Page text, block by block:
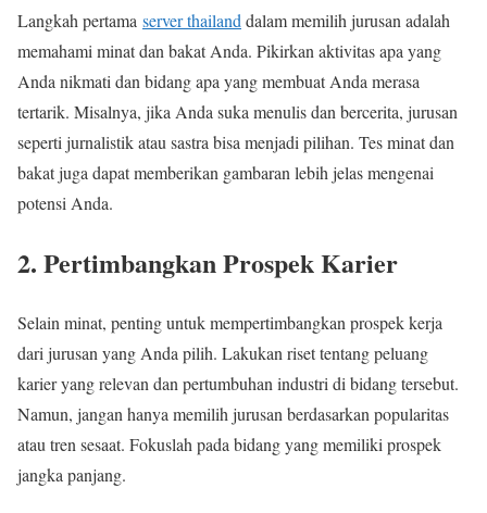
Langkah pertama server thailand dalam memilih jurusan adalah
memahami minat dan bakat Anda. Pikirkan aktivitas apa yang
Anda nikmati dan bidang apa yang membuat Anda merasa
tertarik. Misalnya, jika Anda suka menulis dan bercerita, jurusan
seperti jurnalistik atau sastra bisa menjadi pilihan. Tes minat dan
bakat juga dapat memberikan gambaran lebih jelas mengenai
potensi Anda.
2. Pertimbangkan Prospek Karier
Selain minat, penting untuk mempertimbangkan prospek kerja
dari jurusan yang Anda pilih. Lakukan riset tentang peluang
karier yang relevan dan pertumbuhan industri di bidang tersebut.
Namun, jangan hanya memilih jurusan berdasarkan popularitas
atau tren sesaat. Fokuslah pada bidang yang memiliki prospek
jangka panjang.